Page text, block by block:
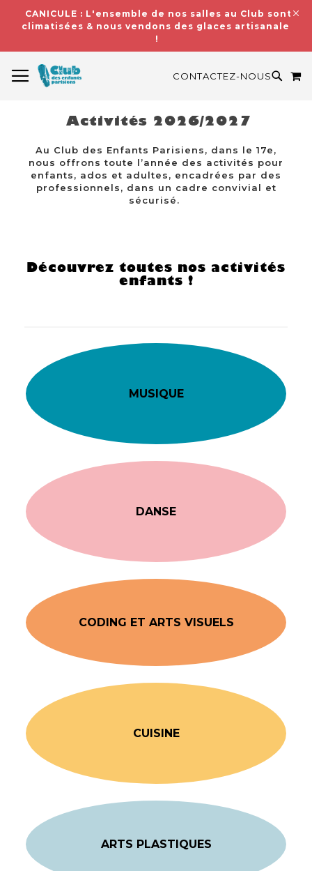
CANICULE : L'ensemble de nos salles au Club sont
climatisées & nous vendons des glaces artisanales
!
CONTACTEZ-NOUS
Activités 2026/2027
Au Club des Enfants Parisiens, dans le 17e,
nous offrons toute l’année des activités pour
enfants, ados et adultes, encadrées par des
professionnels, dans un cadre convivial et
sécurisé.
Découvrez toutes nos activités
enfants !
MUSIQUE
DANSE
CODING ET ARTS VISUELS
CUISINE
ARTS PLASTIQUES